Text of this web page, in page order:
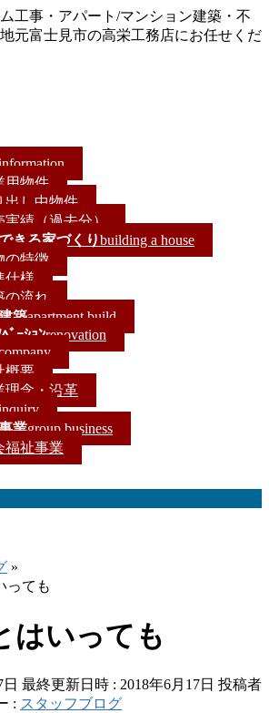
工事・アパート/マンション建築・不
元富士見市の高栄工務店にお任せくだ
用物件
出し中物件
実績（過去分）
きる家づくりbuilding a house
の特徴
仕様
の流れ
築apartment build
ﾞｰｼｮﾝrenovation
概要
理念・沿革
業group business
福祉事業
»
っても
はいっても
最終更新日時 : 2018年6月17日 投稿者
: スタッフブログ